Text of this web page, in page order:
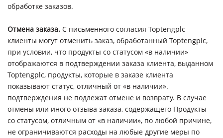
обработке заказов.
Отмена заказа. С письменного согласия Toptengplc
клиенты могут отменить заказ, обработанный Toptengplc,
при условии, что продукты со статусом «в наличии»
отображаются в подтверждении заказа клиента, выданном
Toptengplc, продукты, которые в заказе клиента
показывают статус, отличный от «в наличии».
подтверждения не подлежат отмене и возврату. В случае
отмены или иного отзыва заказа, содержащего Продукты
со статусом, отличным от «в наличии», по любой причине,
не ограничиваются расходы на любые другие меры по